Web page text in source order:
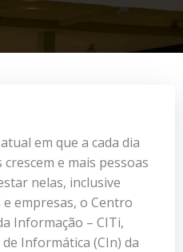
em que a cada dia
e mais pessoas
nelas, inclusive
empresas, o Centro
Informação – CITi,
Informática (CIn) da